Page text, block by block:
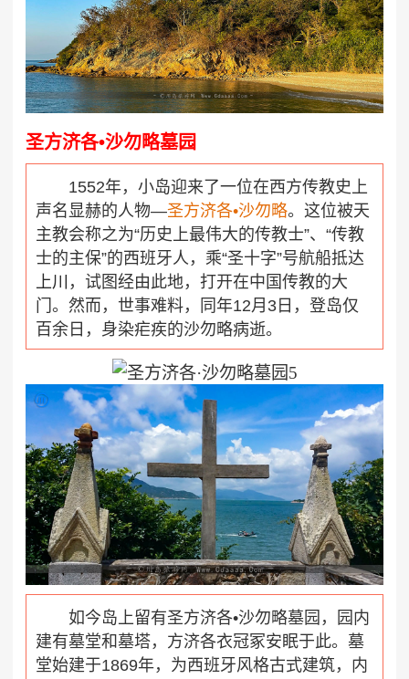
圣方济各•沙勿略墓园
1552年，小岛迎来了一位在西方传教史上
声名显赫的人物—圣方济各•沙勿略。这位被天
主教会称之为“历史上最伟大的传教士”、“传教
士的主保”的西班牙人，乘“圣十字”号航船抵达
上川 ，试图经由此地，打开在中国传教的大
门。然而，世事难料，同年12月3日，登岛仅
百余日，身染疟疾的沙勿略病逝。
如今岛上留有圣方济各•沙勿略墓园 ，园内
建有墓堂和墓塔，方济各衣冠冢安眠于此。墓
堂始建于1869年，为西班牙风格古式建筑，内